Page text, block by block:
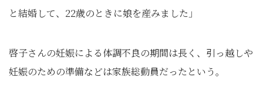
と結婚して、22歳のときに娘を産みました」
啓子さんの妊娠による体調不良の期間は長く、引っ越しや
妊娠のための準備などは家族総動員だったという。